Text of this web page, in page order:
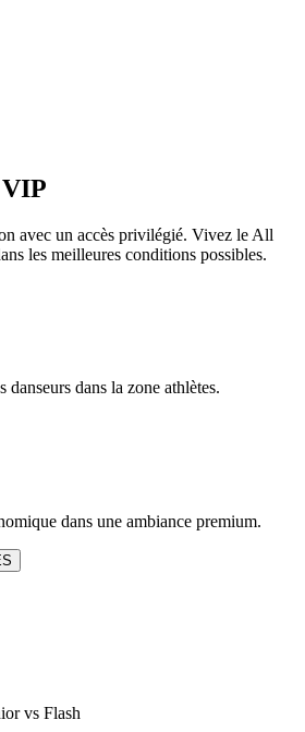
VIP
avec un accès privilégié. Vivez le All
les meilleures conditions possibles.
danseurs dans la zone athlètes.
dans une ambiance premium.